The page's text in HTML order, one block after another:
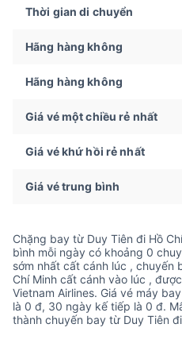
Thời gian di chuyển
Hãng hàng không
Hãng hàng không
Giá vé một chiều rẻ nhất
Giá vé khứ hồi rẻ nhất
Giá vé trung bình
Chặng bay từ Duy Tiên đi Hồ
bình mỗi ngày có khoảng 0
sớm nhất cất cánh lúc , chuyến
Chí Minh cất cánh vào lúc ,
Vietnam Airlines. Giá vé máy
là 0 đ, 30 ngày kế tiếp là 0 đ.
thành chuyến bay từ Duy Tiên